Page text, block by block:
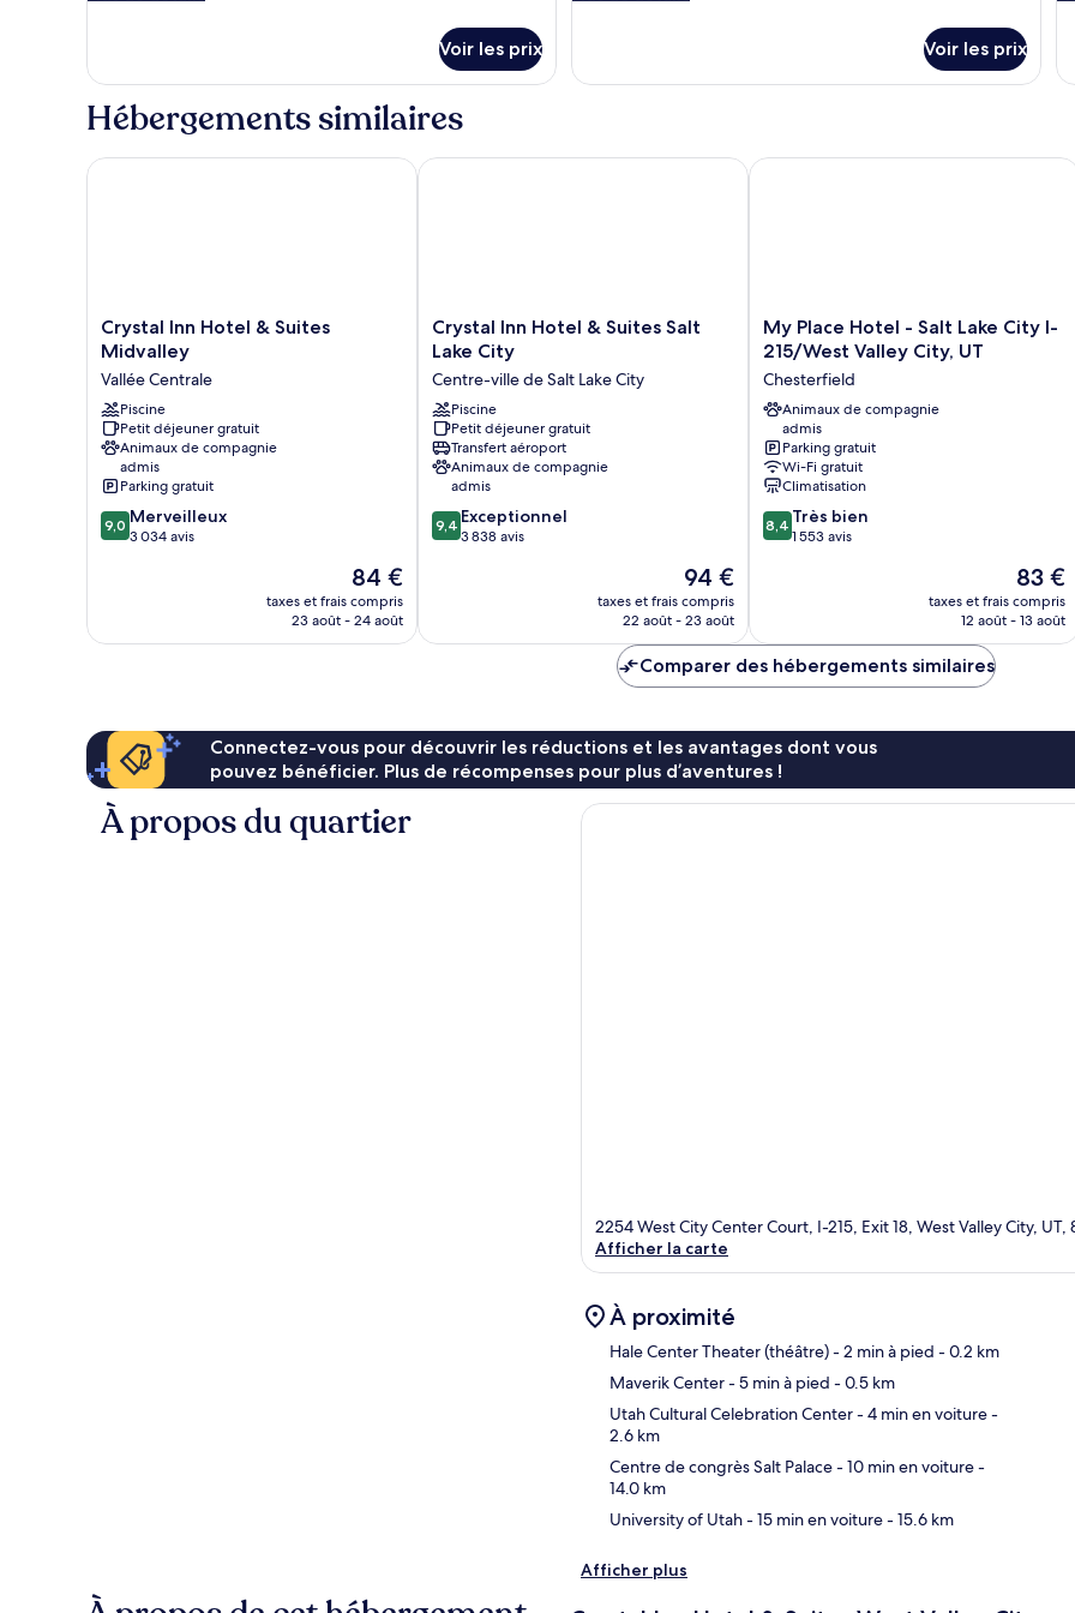
le
type
de
Chambre
Voir les prix
le
Chambre
Voir les prix
le
Hébergements similaires
Crystal
Inn
&
Suites
Midvalley
Vallée
Centrale
Crystal Inn Hotel & Suites
Midvalley
Vallée Centrale
Piscine
Petit déjeuner gratuit
Animaux de compagnie
admis
Parking gratuit
9.0
sur
9,0 Merveilleux
3 034 avis
Le
nouveau
prix
84 €
taxes et frais compris
23 août - 24 août
Crystal Inn Hotel & Suites Midvalley
Crystal
Inn
&
Suites
Salt
Lake
City
Centre-
ville
de
Crystal Inn Hotel & Suites Salt
Lake City
Centre-ville de Salt Lake City
Piscine
Petit déjeuner gratuit
Transfert aéroport
Animaux de compagnie
admis
9.4
sur
9,4 Exceptionnel
3 838 avis
Le
nouveau
prix
de
94 €
94 €
taxes et frais compris
22 août - 23 août
Crystal Inn Hotel & Suites Salt Lake City
My
Place
Hotel
-
Salt
Lake
City
I-
215/West
Valley
City,
My Place Hotel - Salt Lake City I-
215/West Valley City, UT
Chesterfield
Animaux de compagnie
admis
Parking gratuit
Wi-Fi gratuit
Climatisation
8.4
sur
8,4 Très bien
1 553 avis
Le
nouveau
prix
83 €
taxes et frais compris
12 août - 13 août
My Place Hotel - Salt Lake City I-215/
Comparer des hébergements similaires
Connectez-vous pour découvrir les réductions et les avantages dont vous
pouvez bénéficier. Plus de récompenses pour plus d’aventures !
À propos du quartier
2254 West City Center Court, I-215, Exit 18, West Valley City, UT,
Afficher la carte
À proximité
Hale Center Theater (théâtre)- 2 min à pied - 0.2 km
Maverik Center- 5 min à pied - 0.5 km
Utah Cultural Celebration Center- 4 min en voiture-
2.6 km
Centre de congrès Salt Palace- 10 min en voiture-
14.0 km
University of Utah- 15 min en voiture- 15.6 km
Afficher plus